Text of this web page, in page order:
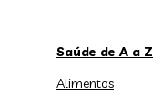
Saúde de A a Z
Alimentos